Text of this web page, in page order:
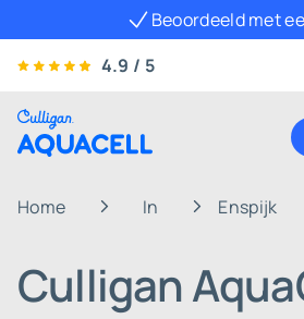
Beoordeeld met
4.9 / 5
Home In Enspijk
Culligan